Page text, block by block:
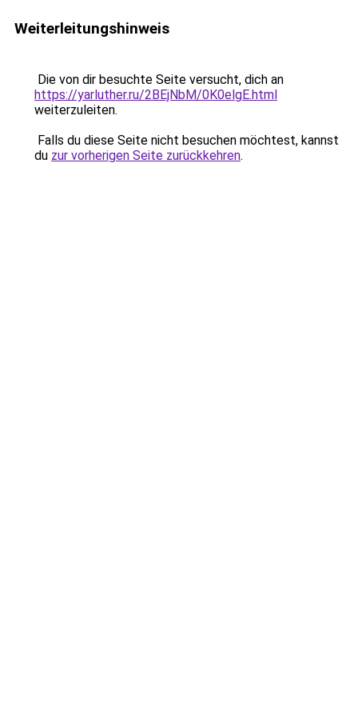
Weiterleitungshinweis
Die von dir besuchte Seite versucht, dich an
https://yarluther.ru/2BEjNbM/0K0elgE.html
weiterzuleiten.
Falls du diese Seite nicht besuchen möchtest, kannst
du zur vorherigen Seite zurückkehren.